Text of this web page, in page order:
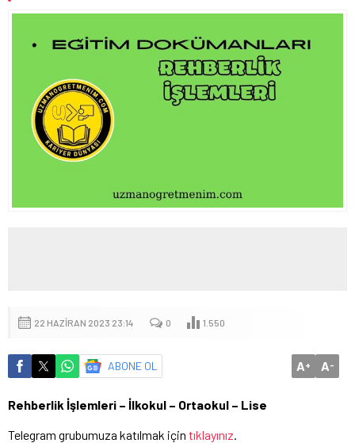
LİSE ÖĞRENCİLERİNE YÖNELİK HAZIRLANAN “YOUNG AND
WISE” DERGİSİNİN ÜÇÜNCÜ SAYISI YAYIMLANDI
22 HAZIRAN 2023 23:14 0 1.550
ABONE OL A+ A-
Rehberlik İşlemleri – İlkokul – Ortaokul – Lise
Telegram grubumuza katılmak için tıklayınız